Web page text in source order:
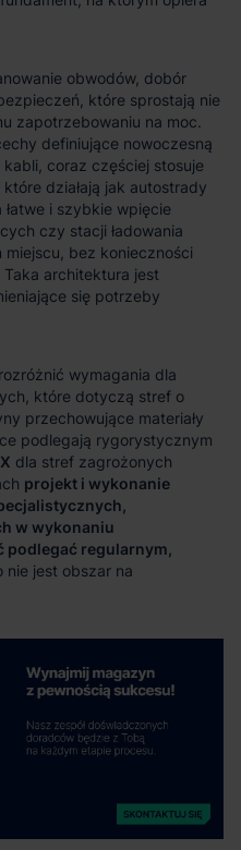
projekt i wykonanie
w wykonaniu
podlegać regularnym,